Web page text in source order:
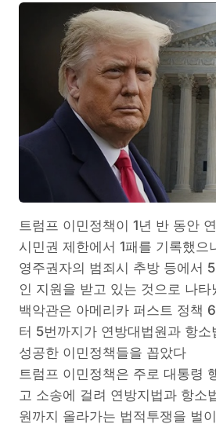
트럼프 이민정책이 1년 반 동안
시민권 제한에서 1패를 기록했으
영주권자의 범죄시 추방 등에서
인 지원을 받고 있는 것으로 나타
백악관은 아메리카 퍼스트 정책
터 5번까지가 연방대법원과 항
성공한 이민정책들을 꼽았다
트럼프 이민정책은 주로 대통령
고 소송에 걸려 연방지법과 항소
원까지 올라가는 법적투쟁을 벌